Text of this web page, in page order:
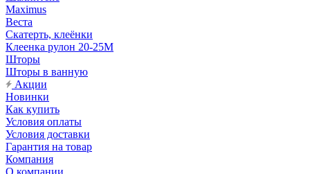
Maximus
Веста
Скатерть, клеёнки
Клеенка рулон 20-25М
Шторы
Шторы в ванную
Акции
Новинки
Как купить
Условия оплаты
Условия доставки
Гарантия на товар
Компания
О компании